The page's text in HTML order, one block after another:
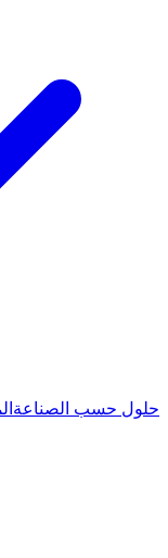
حلول حسب الصناعة